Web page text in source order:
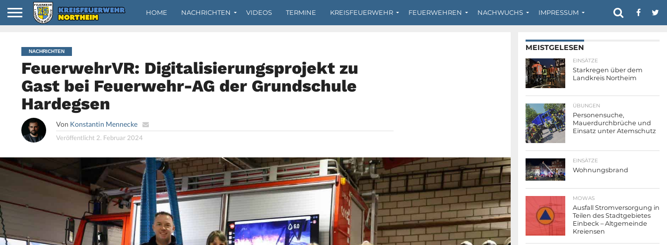
HOME NACHRICHTEN VIDEOS TERMINE KREISFEUERWEHR FEUERWEHREN NACHWUCHS IMPRESSUM
NACHRICHTEN
FeuerwehrVR: Digitalisierungsprojekt zu
Gast bei Feuerwehr-AG der Grundschule
Hardegsen
Von Konstantin Mennecke
Veröffentlicht 2. Februar 2024
MEISTGELESEN
EINSÄTZE
Starkregen über dem
Landkreis Northeim
ÜBUNGEN
Personensuche,
Mauerdurchbrüche und
Einsatz unter Atemschutz
EINSÄTZE
Wohnungsbrand
MOWAS
Ausfall Stromversorgung in
Teilen des Stadtgebietes
Einbeck – Altgemeinde
Kreiensen